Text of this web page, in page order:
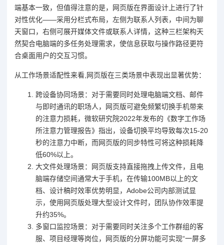
端基本一致，但值得注意的是，网页版在界面设计上进行了针
对性优化——采用分栏式布局，左侧为联系人列表，中间为聊
天窗口，右侧可展开媒体文件或联系人详情，这种三栏架构天
然契合电脑端的多任务处理需求，使信息获取与操作路径更符
合桌面用户的交互习惯。
从工作场景适配性来看,网页版在三类场景中表现出显著优势：
跨设备协同场景：对于需要同时处理电脑端文档、邮件
与即时通讯的职场人，网页版可避免频繁切换手机带来
的注意力损耗，微软研究院2022年发布的《数字工作场
所注意力管理报告》指出，设备切换平均导致每次15-20
秒的注意力中断，而网页版的同步特性可将这种损耗降
低60%以上。
大文件处理场景：网页版支持直接拖拽上传文件，且电
脑端存储空间通常大于手机，在传输100MB以上的文
档、设计稿时效率优势明显，Adobe公司内部测试显
示，使用网页版处理大型设计文件时，团队协作效率提
升约35%。
多窗口监控场景：对于需要同时关注多个工作群组的客
服、项目经理等岗位，网页版的分屏功能可实现“一屏多